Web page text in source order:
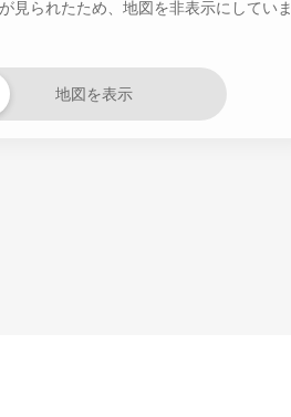
見られたため、地図を非表示にしていま
地図を表示